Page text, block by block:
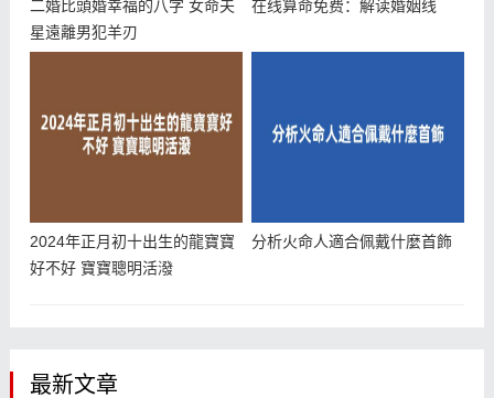
二婚比頭婚幸福的八字 女命夫
星遠離男犯羊刃
在线算命免费：解读婚姻线
2024年正月初十出生的龍寶寶
好不好 寶寶聰明活潑
分析火命人適合佩戴什麼首飾
最新文章